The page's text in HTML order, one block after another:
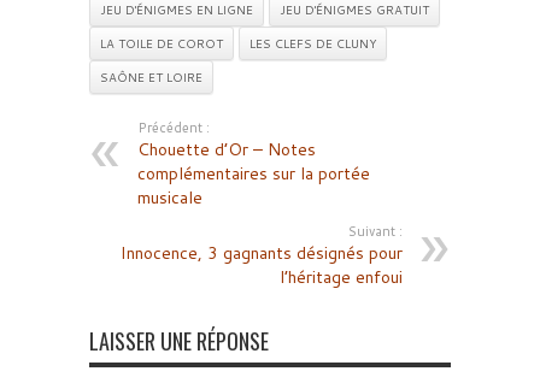
JEU D'ÉNIGMES EN LIGNE
JEU D'ÉNIGMES GRATUIT
LA TOILE DE COROT
LES CLEFS DE CLUNY
SAÔNE ET LOIRE
Précédent :
Chouette d’Or – Notes
complémentaires sur la portée
musicale
Suivant :
Innocence, 3 gagnants désignés pour
l’héritage enfoui
LAISSER UNE RÉPONSE